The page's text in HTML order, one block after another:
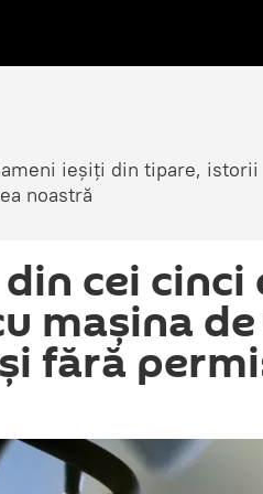
ieșiți din tipare, istorii
noastră
cei cinci
mașina
fără